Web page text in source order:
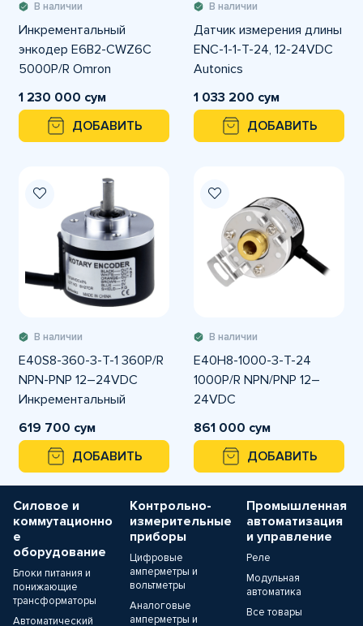
В наличии
Инкрементальный
энкодер E6B2-CWZ6C
5000P/R Omron
1 230 000 сум
ДОБАВИТЬ
В наличии
Датчик измерения длины
ENC-1-1-T-24, 12-24VDC
Autonics
1 033 200 сум
ДОБАВИТЬ
В наличии
E40S8-360-3-T-1 360P/R
NPN-PNP 12–24VDC
Инкрементальный
энкодер Autonics
619 700 сум
ДОБАВИТЬ
В наличии
E40H8-1000-3-T-24
1000P/R NPN/PNP 12–
24VDC
Инкрементальный
энкодер Push-Pull
Autonics
861 000 сум
ДОБАВИТЬ
Силовое и
коммутационно
е
оборудование
Блоки питания и
понижающие
трансформаторы
Автоматический
Контрольно-
измерительные
приборы
Цифровые
амперметры и
вольтметры
Аналоговые
амперметры и
Промышленная
автоматизация
и управление
Реле
Модульная
автоматика
Все товары